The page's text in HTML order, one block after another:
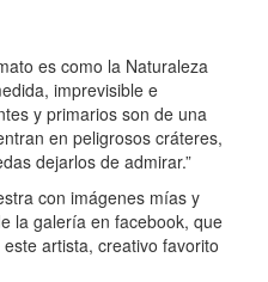
es como la Natu­raleza
imprevi­sible e
y primarios son de una
en peligrosos cráteres,
dejarlos de admirar.”
con imágenes mías y
la galería en facebook, que
artista, creativo favorito